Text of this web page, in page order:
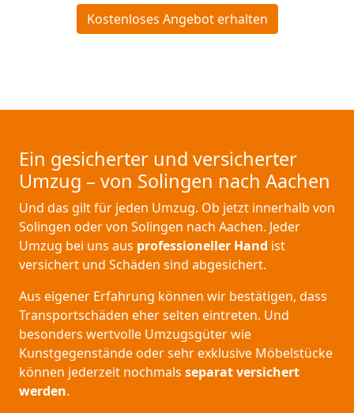
Kostenloses Angebot erhalten
Ein gesicherter und versicherter
Umzug – von Solingen nach Aachen
Und das gilt für jeden Umzug. Ob jetzt innerhalb von
Solingen oder von Solingen nach Aachen. Jeder
Umzug bei uns aus professioneller Hand ist
versichert und Schäden sind abgesichert.
Aus eigener Erfahrung können wir bestätigen, dass
Transportschäden eher selten eintreten. Und
besonders wertvolle Umzugsgüter wie
Kunstgegenstände oder sehr exklusive Möbelstücke
können jederzeit nochmals separat versichert
werden.